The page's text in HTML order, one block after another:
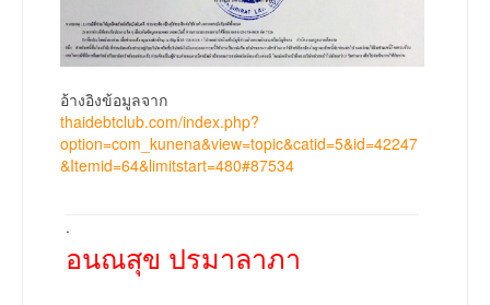
อ้างอิงข้อมูลจาก
thaidebtclub.com/index.php?
option=com_kunena&view=topic&catid=5&id=42247
&Itemid=64&limitstart=480#87534
.
อนณสุข ปรมาลาภา